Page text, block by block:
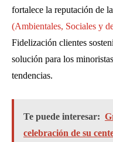
fortalece la reputación de
(Ambientales, Sociales y
Fidelización clientes
solución para los
tendencias.
Te puede interesar:
celebración de su